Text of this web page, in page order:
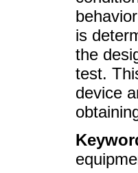
is
the
test.
device